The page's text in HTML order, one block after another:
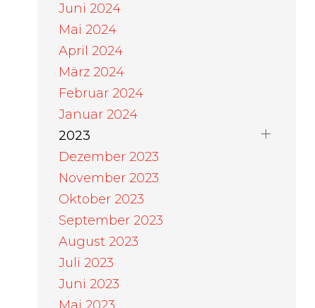
Juni 2024
Mai 2024
April 2024
März 2024
Februar 2024
Januar 2024
2023
Dezember 2023
November 2023
Oktober 2023
September 2023
August 2023
Juli 2023
Juni 2023